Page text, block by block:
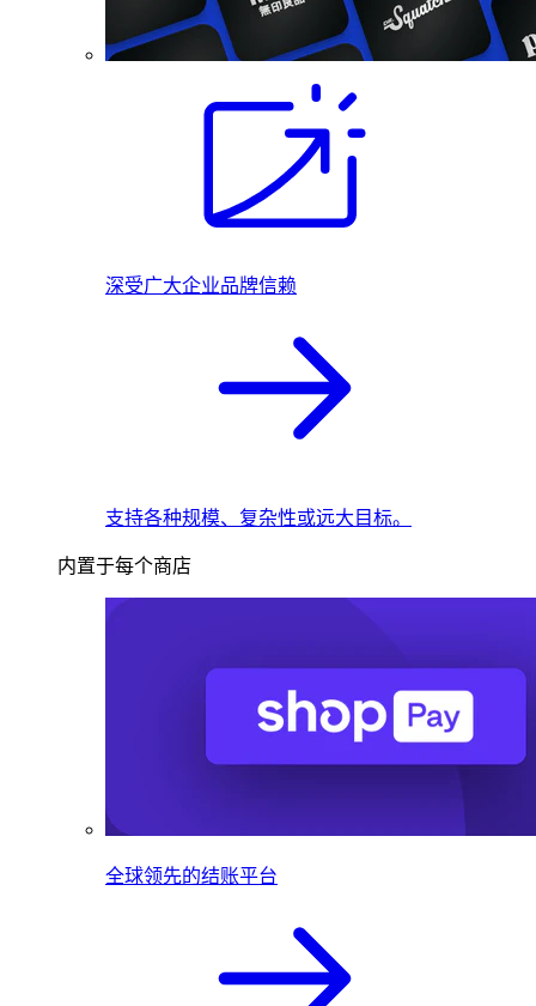
深受广大企业品牌信赖
支持各种规模、复杂性或远大目标。
内置于每个商店
全球领先的结账平台